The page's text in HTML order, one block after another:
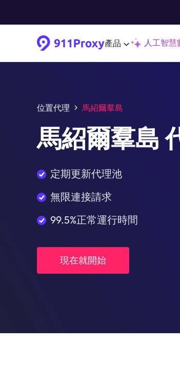
產品 人工智慧
位置代理 馬紹爾羣島
馬紹爾羣島
定期更新代理池
無限連接請求
99.5%正常運行時間
現在就開始